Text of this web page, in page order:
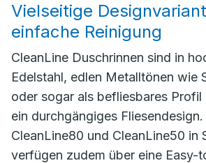
Vielseitige
einfache Reinigung
CleanLine Duschrinnen sind in
Edelstahl, edlen Metalltönen wie
oder sogar als befliesbares Profil
ein durchgängiges
CleanLine80 und CleanLine50 in
verfügen zudem über eine Easy-